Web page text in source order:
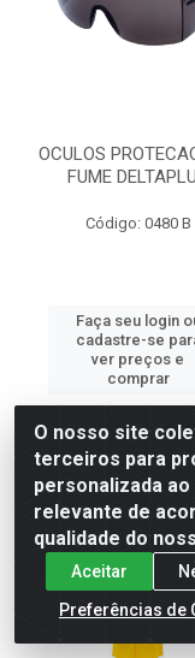
OCULOS
FUME
Código: 0480 B
Faça seu login
cadastre-se
ver preços e
comprar
O nosso site
terceiros para
personalizada
relevante de
qualidade do
Aceitar
Preferências de